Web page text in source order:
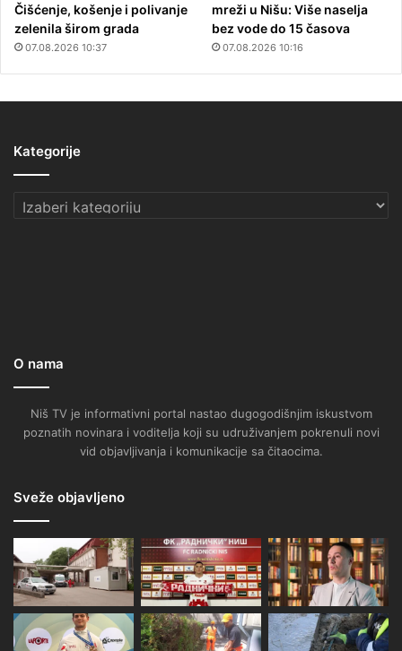
Čišćenje, košenje i polivanje
zelenila širom grada
07.08.2026 10:37
mreži u Nišu: Više naselja
bez vode do 15 časova
07.08.2026 10:16
Kategorije
Kategorije
O nama
Niš TV je informativni portal nastao dugogodišnjim iskustvom
poznatih novinara i voditelja koji su udruživanjem pokrenuli novi
vid objavljivanja i komunikacije sa čitaocima.
Sveže objavljeno